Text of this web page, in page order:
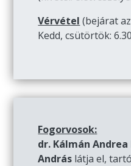
Vérvétel (bejárat
Kedd, csütörtök:
Fogorvosok:
dr. Kálmán Andrea
András látja el,